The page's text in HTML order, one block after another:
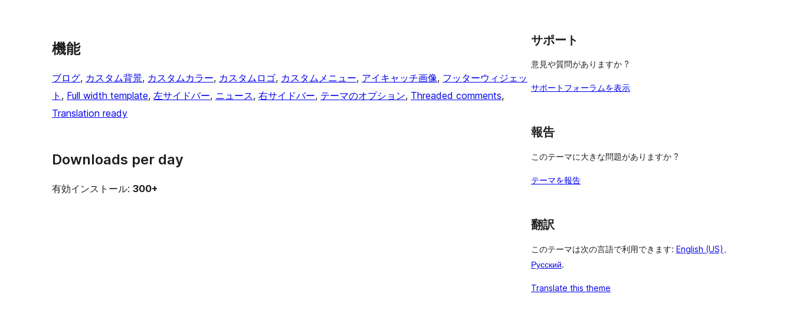
機能
ブログ, カスタム背景, カスタムカラー, カスタムロゴ, カスタムメニュー, アイキャッチ画像, フッターウィジェッ
ト , Full width template, 左サイドバー, ニュース, 右サイドバー, テーマのオプション, Threaded comments
Translation ready
Downloads per day
有効インストール: 300+
サポート
意見や質問がありますか ?
サポートフォーラムを表示
報告
このテーマに大きな問題がありますか ?
テーマを報告
翻訳
このテーマは次の言語で利用できます: English (US)
Русский.
Translate this theme